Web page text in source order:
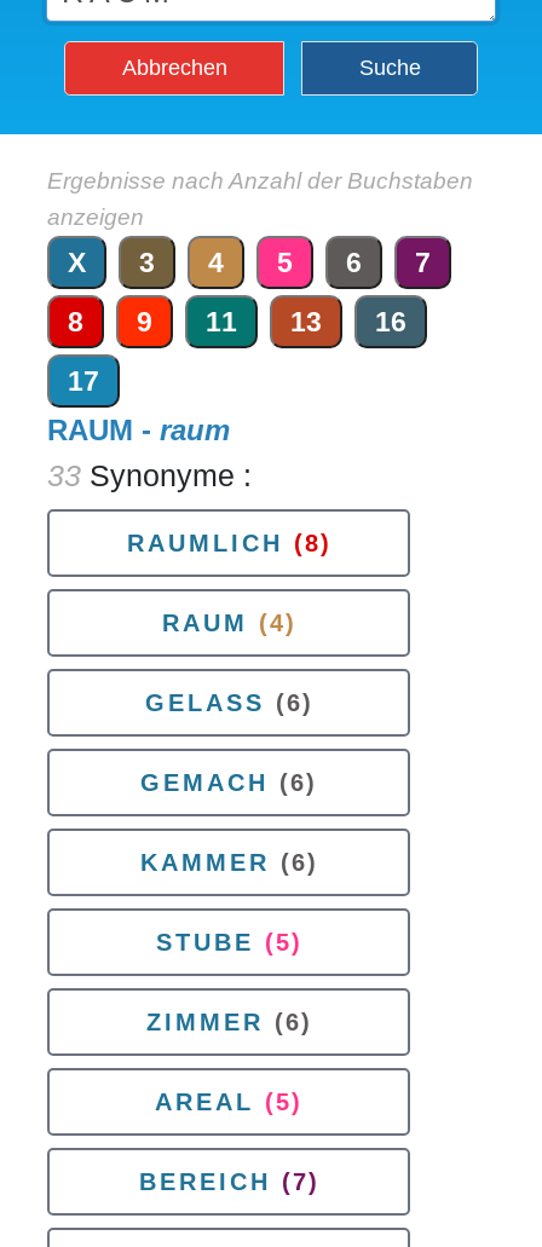
Abbrechen Suche
Ergebnisse nach Anzahl der Buchstaben
anzeigen
X 3 4 5 6
7
8
9 11 13
16
17
RAUM - raum
33 Synonyme :
RAUMLICH (8)
RAUM (4)
GELASS (6)
GEMACH (6)
KAMMER (6)
STUBE (5)
ZIMMER (6)
AREAL (5)
BEREICH (7)